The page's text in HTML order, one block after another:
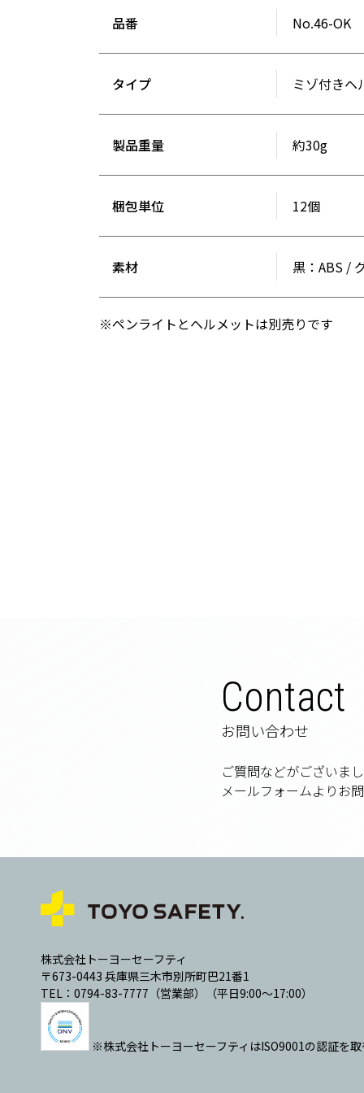
品番 No.46-OK
タイプ ミゾ付きヘ
製品重量 約30g
梱包単位 12個
素材 黒：ABS /
※ペンライトとヘルメットは別売りです
Contact
お問い合わせ
ご質問などがございま
メールフォームよりお
株式会社トーヨーセーフティ
〒673-0443 兵庫県三木市別所町巴21番1
TEL：0794-83-7777（営業部）（平日9:00～17:00）
※株式会社トーヨーセーフティはISO9001の認証を